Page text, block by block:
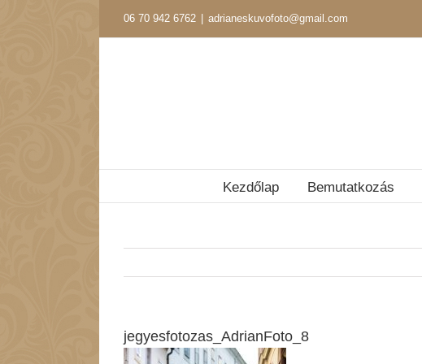
06 70 942 6762
adrianeskuvofoto@gmail.com
Kezdőlap Bemutatkozás
jegyesfotozas_AdrianFoto_8